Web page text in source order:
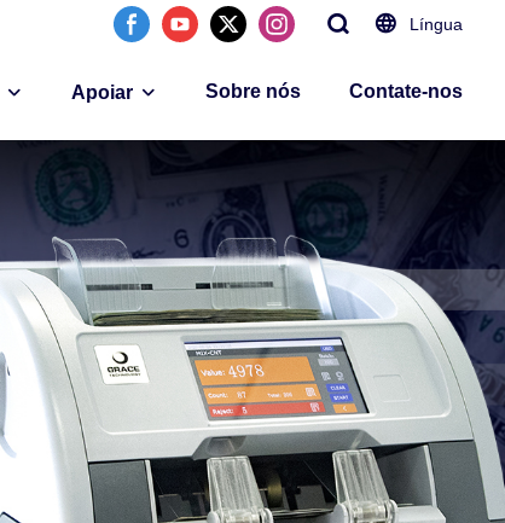
Língua
Apoiar Sobre nós Contate-nos